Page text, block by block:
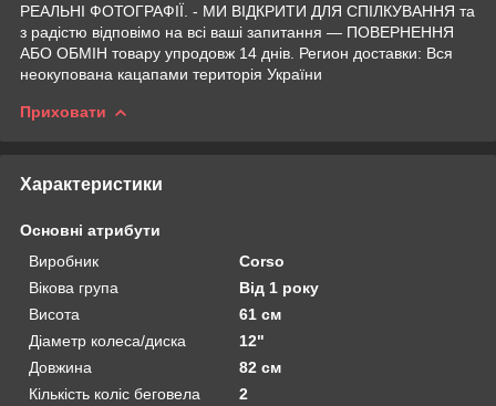
РЕАЛЬНІ ФОТОГРАФІЇ. - МИ ВІДКРИТИ ДЛЯ СПІЛКУВАННЯ та
з радістю відповімо на всі ваші запитання — ПОВЕРНЕННЯ
АБО ОБМІН товару упродовж 14 днів. Регион доставки: Вся
неокупована кацапами територія України
Приховати
Характеристики
Основні атрибути
Виробник
Corso
Вікова група
Від 1 року
Висота
61 см
Діаметр колеса/диска
12"
Довжина
82 см
Кількість коліс беговела
2